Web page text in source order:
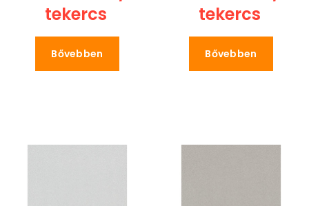
tekercs
Bővebben
tekercs
Bővebben